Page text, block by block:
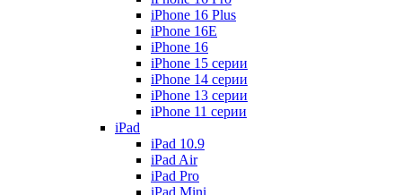
iPhone 16 Plus
iPhone 16E
iPhone 16
iPhone 15 серии
iPhone 14 серии
iPhone 13 серии
iPhone 11 серии
iPad
iPad 10.9
iPad Air
iPad Pro
iPad Mini